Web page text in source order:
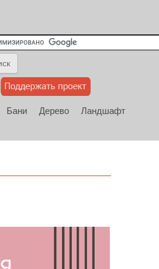
Бани Дерево
Ландшафт